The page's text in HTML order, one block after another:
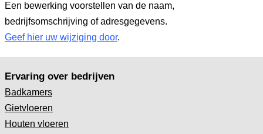
Een bewerking voorstellen van de naam,
bedrijfsomschrijving of adresgegevens.
Geef hier uw wijziging door.
Ervaring over bedrijven
Badkamers
Gietvloeren
Houten vloeren